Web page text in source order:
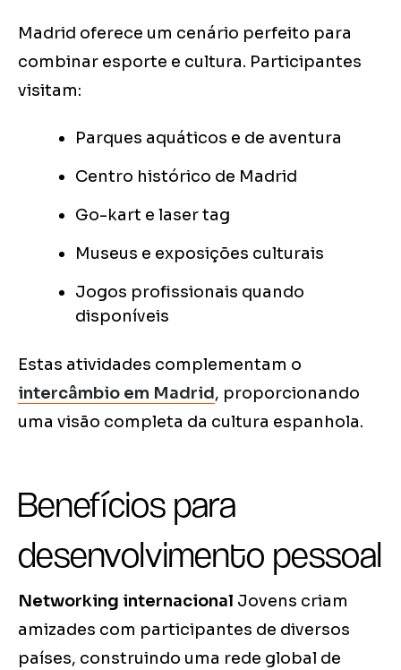
Madrid oferece um cenário perfeito para
combinar esporte e cultura. Participantes
visitam:
Parques aquáticos e de aventura
Centro histórico de Madrid
Go-kart e laser tag
Museus e exposições culturais
Jogos profissionais quando
disponíveis
Estas atividades complementam o
intercâmbio em Madrid, proporcionando
uma visão completa da cultura espanhola.
Benefícios para
desenvolvimento pessoal
Networking internacional Jovens criam
amizades com participantes de diversos
países, construindo uma rede global de